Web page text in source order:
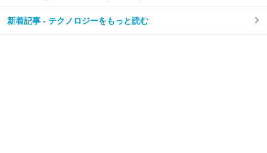
新着記事 - テクノロジーをもっと読む